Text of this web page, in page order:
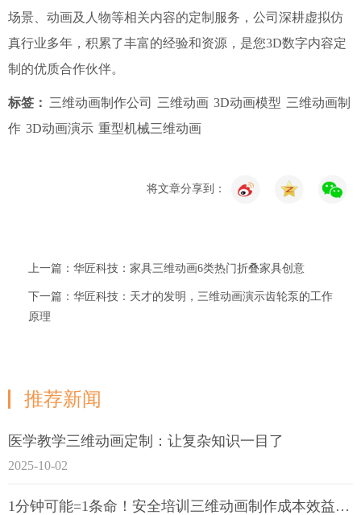
场景、动画及人物等相关内容的定制服务，公司深耕虚拟仿
真行业多年，积累了丰富的经验和资源，是您3D数字内容定
制的优质合作伙伴。
标签： 三维动画制作公司 三维动画 3D动画模型 三维动画制
作 3D动画演示 重型机械三维动画
将文章分享到：
上一篇：华匠科技：家具三维动画6类热门折叠家具创意
下一篇：华匠科技：天才的发明，三维动画演示齿轮泵的工作
原理
推荐新闻
医学教学三维动画定制：让复杂知识一目了
2025-10-02
1分钟可能=1条命！安全培训三维动画制作成本效益深度拆解